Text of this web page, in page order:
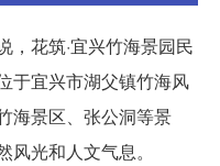
，花筑·宜兴竹海景园民
于宜兴市湖父镇竹海风
海景区、张公洞等景
光和人文气息。